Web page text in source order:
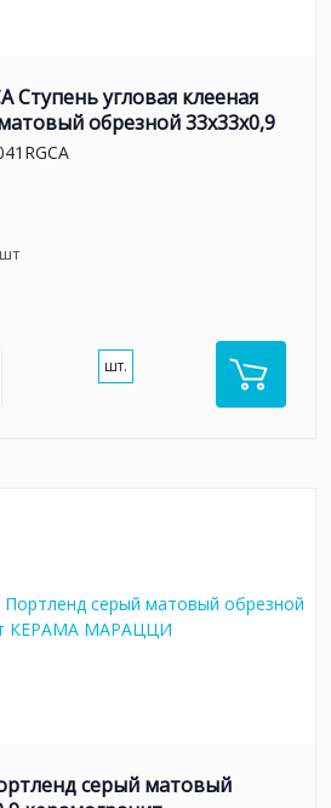
Ступень угловая клееная
обрезной 33x33x0,9
шт.
серый матовый